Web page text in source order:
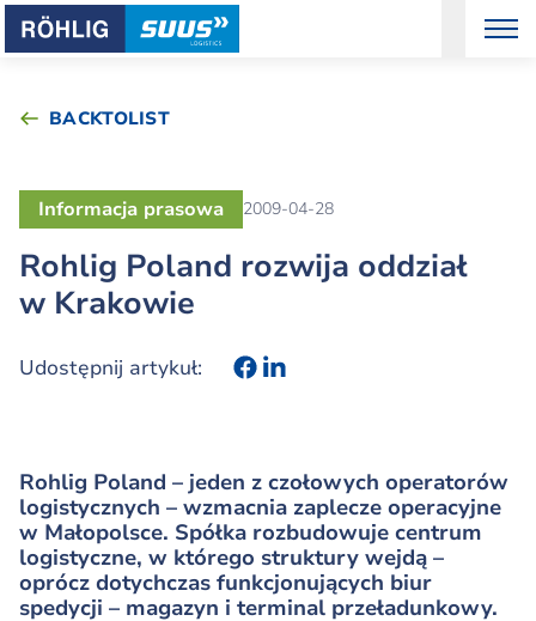
BACKTOLIST
Rohlig Poland rozwija oddział
w Krakowie
Informacja prasowa 2009-04-28
Udostępnij artykuł:
Rohlig Poland – jeden z czołowych operatorów
logistycznych – wzmacnia zaplecze operacyjne
w Małopolsce. Spółka rozbudowuje centrum
logistyczne, w którego struktury wejdą –
oprócz dotychczas funkcjonujących biur
spedycji – magazyn i terminal przeładunkowy.